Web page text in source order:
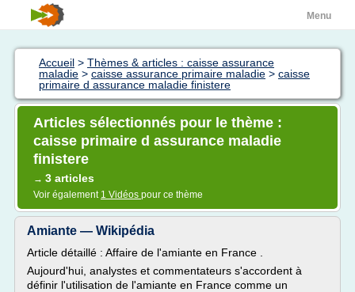
Menu
Accueil > Thèmes & articles : caisse assurance
maladie > caisse assurance primaire maladie > caisse
primaire d assurance maladie finistere
Articles sélectionnés pour le thème :
caisse primaire d assurance maladie
finistere
→ 3 articles
Voir également 1 Vidéos pour ce thème
Amiante — Wikipédia
Article détaillé : Affaire de l'amiante en France .
Aujourd'hui, analystes et commentateurs s'accordent à
définir l'utilisation de l'amiante en France comme un